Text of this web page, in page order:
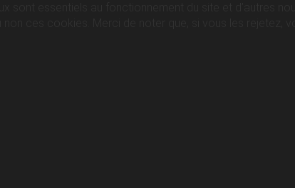
sont essentiels au fonctionnement du site et d’autres
ces cookies. Merci de noter que, si vous les rejetez,